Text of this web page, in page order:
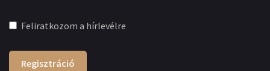
Feliratkozom a hírlevélre
Regisztráció